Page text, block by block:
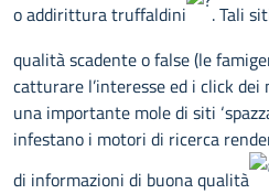
o addirittura truffaldini
. Tali
qualità scadente o false (le
catturare l’interesse ed i click
una importante mole di siti
infestano i motori di ricerca
di informazioni di buona qualità